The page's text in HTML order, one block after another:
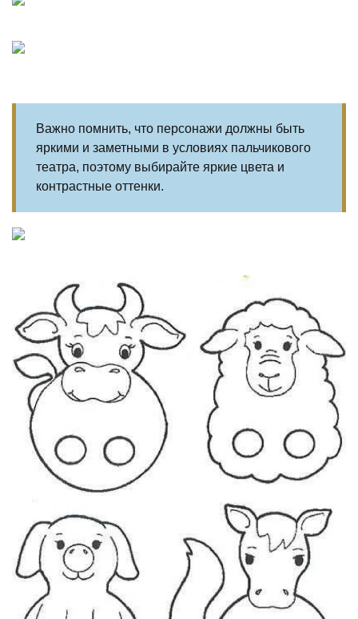
Важно помнить, что персонажи должны быть
яркими и заметными в условиях пальчикового
театра, поэтому выбирайте яркие цвета и
контрастные оттенки.